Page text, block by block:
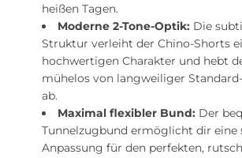
heißen Tagen.
Moderne 2-Tone-Optik: Die
Struktur verleiht der Chino-Shorts
hochwertigen Charakter und hebt
mühelos von langweiliger
ab.
Maximal flexibler Bund: Der
Tunnelzugbund ermöglicht dir eine
Anpassung für den perfekten,